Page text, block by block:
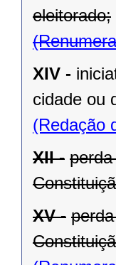
eleitorado;
XIV -
cidade ou
(Redação
XII -
XV -